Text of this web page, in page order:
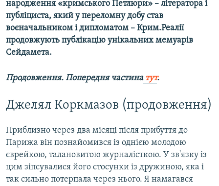
народження «кримського Петлюри» – літератора і
публіциста, який у переломну добу став
воєначальником і дипломатом – Крим.Реалії
продовжують публікацію унікальних мемуарів
Сейдамета.
Продовження. Попередня частинатут.
Джелял Коркмазов (продовження)
Приблизно через два місяці після прибуття до
Парижа він познайомився із однією молодою
єврейкою, талановитою журналісткою. У зв'язку із
цим зіпсувалися його стосунки із дружиною, яка і
так сильно потерпала через нього. Я намагався